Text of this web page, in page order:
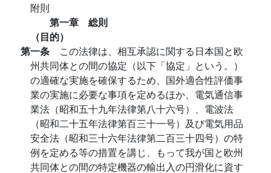
附則
第一章 総則
（目的）
第一条 この法律は、相互承認に関する日本国と欧
州共同体との間の協定（以下「協定」という。）
の適確な実施を確保するため、国外適合性評価事
業の実施に必要な事項を定めるほか、電気通信事
業法（昭和五十九年法律第八十六号）、電波法
（昭和二十五年法律第百三十一号）及び電気用品
安全法（昭和三十六年法律第二百三十四号）の特
例を定める等の措置を講じ、もって我が国と欧州
共同体との間の特定機器の輸出入の円滑化に資す